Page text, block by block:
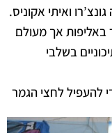
ואיתי אקוניס.
באליפות אך מעולם
בשלבי
להעפיל לחצי הגמר